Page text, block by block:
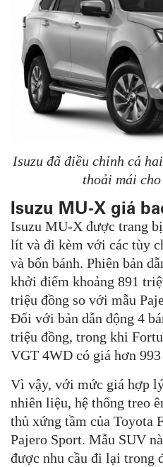
Isuzu đã điều chỉnh cả
thoải mái
Isuzu MU-X giá
Isuzu MU-X được trang
lít và đi kèm với các tùy
và bốn bánh. Phiên bản
khởi điểm khoảng 891
triệu đồng so với mẫu
Đối với bản dẫn động 4
triệu đồng, trong khi
VGT 4WD có giá hơn
Vì vậy, với mức giá hợp
nhiên liệu, hệ thống treo
thủ xứng tầm của Toyota
Pajero Sport. Mẫu SUV
được nhu cầu đi lại trong